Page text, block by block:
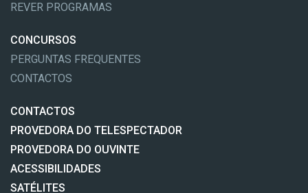
REVER PROGRAMAS
CONCURSOS
PERGUNTAS FREQUENTES
CONTACTOS
CONTACTOS
PROVEDORA DO TELESPECTADOR
PROVEDORA DO OUVINTE
ACESSIBILIDADES
SATÉLITES